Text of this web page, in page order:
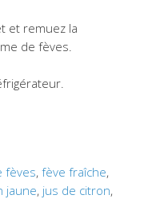
et remuez la
de fèves.
fèves, fève fraîche,
jaune, jus de citron,